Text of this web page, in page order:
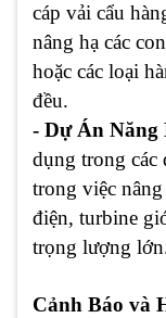
cáp vải cẩu
nâng hạ các
hoặc các loại
đều.
- Dự Án Năng
dụng trong các
trong việc
điện, turbine
trọng lượng
Cảnh Báo và